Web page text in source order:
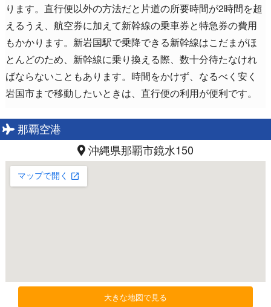
ります。直行便以外の方法だと片道の所要時間が2時間を超
えるうえ、航空券に加えて新幹線の乗車券と特急券の費用
もかかります。新岩国駅で乗降できる新幹線はこだまがほ
とんどのため、新幹線に乗り換える際、数十分待たなけれ
ばならないこともあります。時間をかけず、なるべく安く
岩国市まで移動したいときは、直行便の利用が便利です。
那覇空港
沖縄県那覇市鏡水150
大きな地図で見る